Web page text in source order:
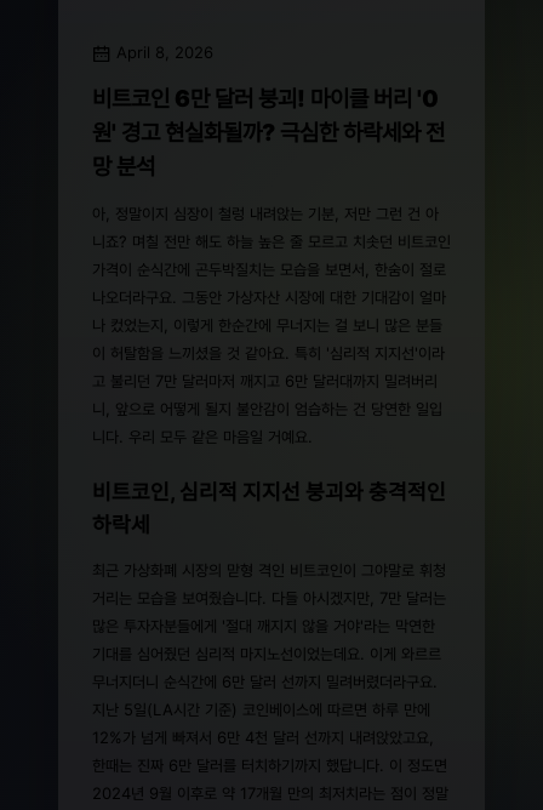
April 8, 2026
비트코인 6만 달러 붕괴! 마이클 버리 '0
원' 경고 현실화될까? 극심한 하락세와 전
망 분석
아, 정말이지 심장이 철렁 내려앉는 기분, 저만 그런 건 아
니죠? 며칠 전만 해도 하늘 높은 줄 모르고 치솟던 비트코인
가격이 순식간에 곤두박질치는 모습을 보면서, 한숨이 절로
나오더라구요. 그동안 가상자산 시장에 대한 기대감이 얼마
나 컸었는지, 이렇게 한순간에 무너지는 걸 보니 많은 분들
이 허탈함을 느끼셨을 것 같아요. 특히 '심리적 지지선'이라
고 불리던 7만 달러마저 깨지고 6만 달러대까지 밀려버리
니, 앞으로 어떻게 될지 불안감이 엄습하는 건 당연한 일입
니다. 우리 모두 같은 마음일 거예요.
비트코인, 심리적 지지선 붕괴와 충격적인
하락세
최근 가상화폐 시장의 맏형 격인 비트코인이 그야말로 휘청
거리는 모습을 보여줬습니다. 다들 아시겠지만, 7만 달러는
많은 투자자분들에게 '절대 깨지지 않을 거야'라는 막연한
기대를 심어줬던 심리적 마지노선이었는데요. 이게 와르르
무너지더니 순식간에 6만 달러 선까지 밀려버렸더라구요.
지난 5일(LA시간 기준) 코인베이스에 따르면 하루 만에
12%가 넘게 빠져서 6만 4천 달러 선까지 내려앉았고요,
한때는 진짜 6만 달러를 터치하기까지 했답니다. 이 정도면
2024년 9월 이후로 약 17개월 만의 최저치라는 점이 정말